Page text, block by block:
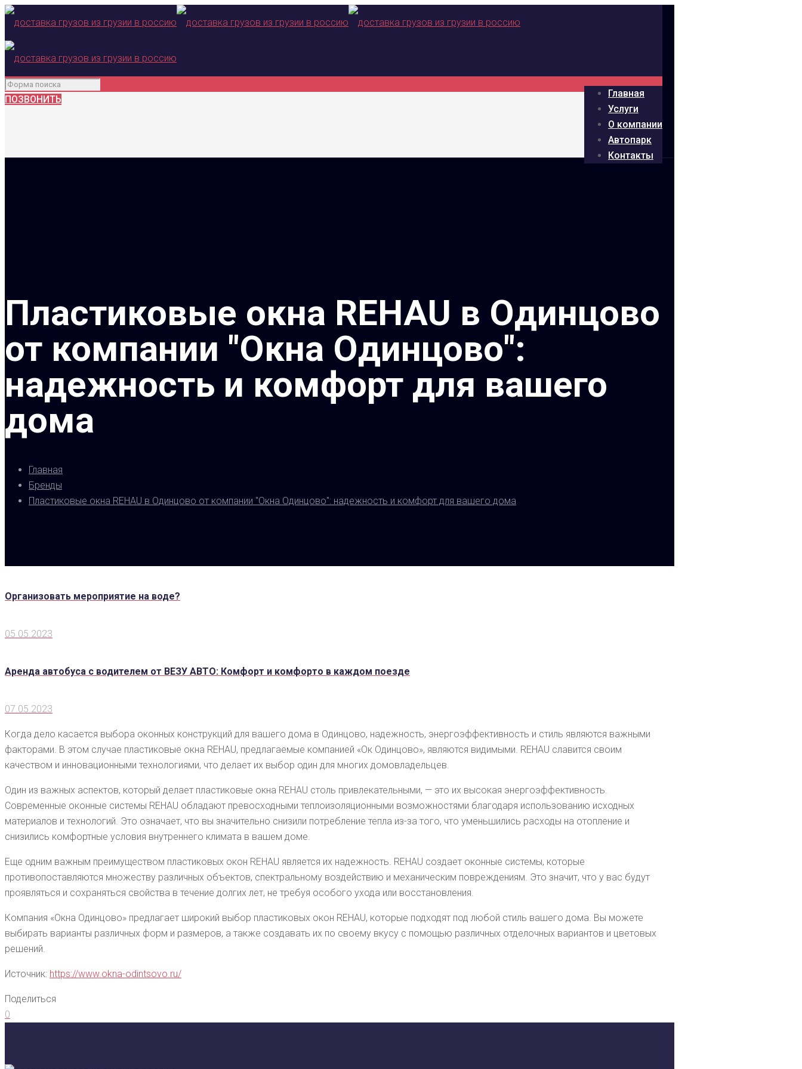
Главная
Услуги
О компании
Автопарк
Контакты
ПОЗВОНИТЬ
Пластиковые окна REHAU в Одинцово
от компании "Окна Одинцово":
надежность и комфорт для вашего
дома
Главная
Бренды
Пластиковые окна REHAU в Одинцово от компании "Окна Одинцово": надежность и комфорт для вашего дома
Организовать мероприятие на воде?
05.05.2023
Аренда автобуса с водителем от ВЕЗУ АВТО: Комфорт и комфорто в каждом поезде
07.05.2023
Когда дело касается выбора оконных конструкций для вашего дома в Одинцово, надежность, энергоэффективность и стиль являются важными
факторами. В этом случае пластиковые окна REHAU, предлагаемые компанией «Ок Одинцово», являются видимыми. REHAU славится своим
качеством и инновационными технологиями, что делает их выбор один для многих домовладельцев.
Один из важных аспектов, который делает пластиковые окна REHAU столь привлекательными, — это их высокая энергоэффективность.
Современные оконные системы REHAU обладают превосходными теплоизоляционными возможностями благодаря использованию исходных
материалов и технологий. Это означает, что вы значительно снизили потребление тепла из-за того, что уменьшились расходы на отопление и
снизились комфортные условия внутреннего климата в вашем доме.
Еще одним важным преимуществом пластиковых окон REHAU является их надежность. REHAU создает оконные системы, которые
противопоставляются множеству различных объектов, спектральному воздействию и механическим повреждениям. Это значит, что у вас будут
проявляться и сохраняться свойства в течение долгих лет, не требуя особого ухода или восстановления.
Компания «Окна Одинцово» предлагает широкий выбор пластиковых окон REHAU, которые подходят под любой стиль вашего дома. Вы можете
выбирать варианты различных форм и размеров, а также создавать их по своему вкусу с помощью различных отделочных вариантов и цветовых
решений.
Источник: https://www.okna-odintsovo.ru/
Поделиться
0